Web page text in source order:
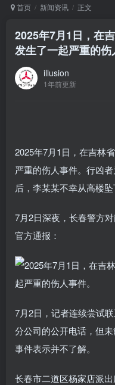
首页 新闻资讯 正文
2025年7月1日，在
发生了一起严重的伤
illusion
1年前更新
2025年7月1日，在吉林
严重的伤人事件。行凶
后，李某某不幸从高楼坠
7月2日深夜，长春警方
官方通报：
7月2日，记者连续尝试
分公司的公开电话，但
事件表示并不了解。
长春市二道区杨家店派